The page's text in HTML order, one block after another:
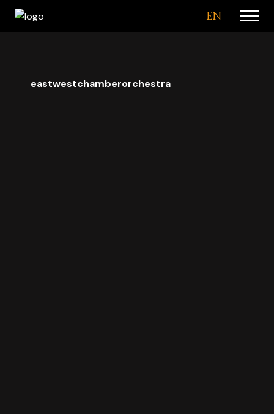
EN
eastwestchamberorchestra